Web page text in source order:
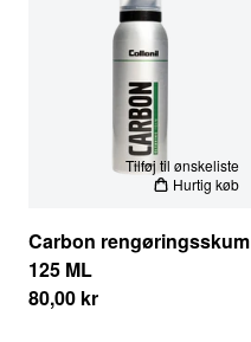
EU STØRRELSER
Tilføj til ønskeliste
Hurtig køb
Carbon rengøringsskum
125 ML
80,00 kr